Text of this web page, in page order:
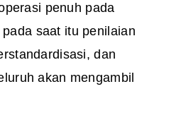
penuh pada
saat itu penilaian
dan
akan mengambil